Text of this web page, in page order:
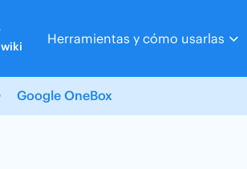
wiki Herramientas y cómo usarlas
Google OneBox